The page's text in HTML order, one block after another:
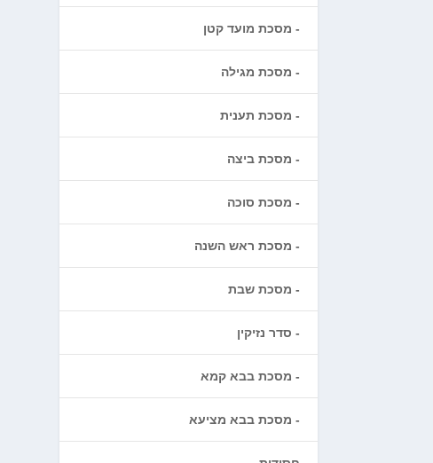
מסכת מועד קטן
מסכת מגילה
מסכת תענית
מסכת ביצה
מסכת סוכה
מסכת ראש השנה
מסכת שבת
סדר נזיקין
מסכת בבא קמא
מסכת בבא מציעא